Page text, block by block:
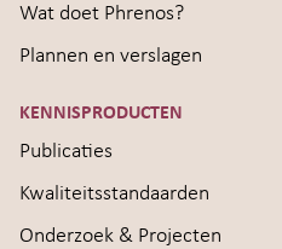
Wat doet Phrenos?
Plannen en verslagen
KENNISPRODUCTEN
Publicaties
Kwaliteitsstandaarden
Onderzoek & Projecten